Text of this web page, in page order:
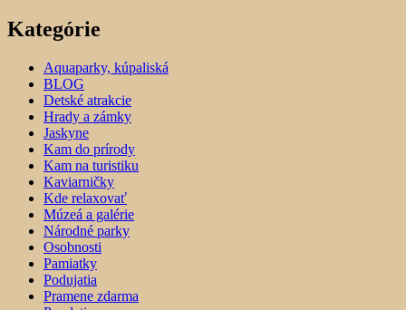
Kategórie
Aquaparky, kúpaliská
BLOG
Detské atrakcie
Hrady a zámky
Jaskyne
Kam do prírody
Kam na turistiku
Kaviarničky
Kde relaxovať
Múzeá a galérie
Národné parky
Osobnosti
Pamiatky
Podujatia
Pramene zdarma